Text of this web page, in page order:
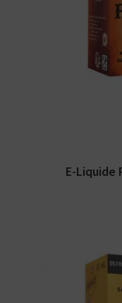
Arômes :
sucre brun,
Disponible...
E-Liquide